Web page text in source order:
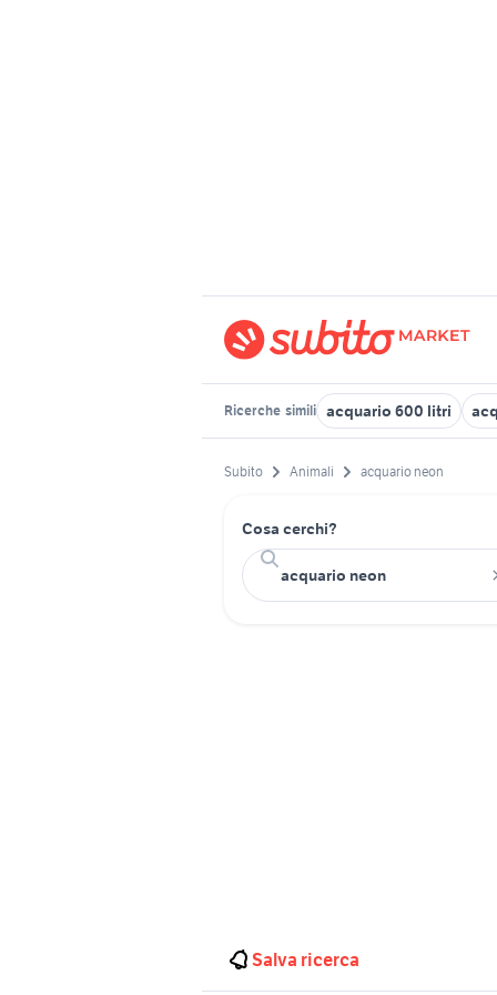
Ricerche simili acquario 600 litri
Subito Animali acquario neon
Cosa cerchi?
Salva ricerca